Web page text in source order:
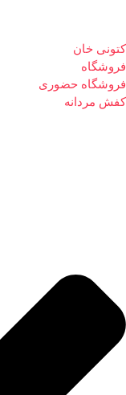
کتونی خان
فروشگاه
فروشگاه حضوری
کفش مردانه